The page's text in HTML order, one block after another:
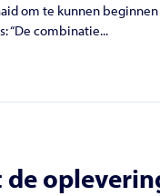
om te kunnen
“De combinatie...
de